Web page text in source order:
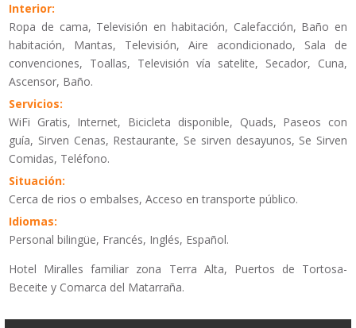
Interior:
Ropa de cama, Televisión en habitación, Calefacción, Baño en
habitación, Mantas, Televisión, Aire acondicionado, Sala de
convenciones, Toallas, Televisión vía satelite, Secador, Cuna,
Ascensor, Baño.
Servicios:
WiFi Gratis, Internet, Bicicleta disponible, Quads, Paseos con
guía, Sirven Cenas, Restaurante, Se sirven desayunos, Se Sirven
Comidas, Teléfono.
Situación:
Cerca de rios o embalses, Acceso en transporte público.
Idiomas:
Personal bilingüe, Francés, Inglés, Español.
Hotel Miralles familiar zona Terra Alta, Puertos de Tortosa-
Beceite y Comarca del Matarraña.